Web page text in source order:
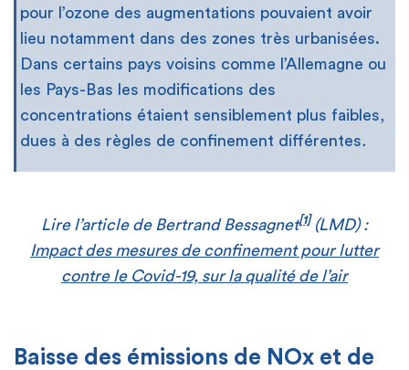
pour l’ozone des augmentations pouvaient avoir
lieu notamment dans des zones très urbanisées.
Dans certains pays voisins comme l’Allemagne ou
les Pays-Bas les modifications des
concentrations étaient sensiblement plus faibles,
dues à des règles de confinement différentes.
Lire l’article de Bertrand Bessagnet[1](LMD) :
Impact des mesures de confinement pour lutter
contre le Covid-19, sur la qualité de l’air
Baisse des émissions de NOx et de